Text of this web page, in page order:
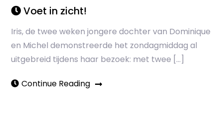
Voet in zicht!
Iris, de twee weken jongere dochter van Dominique
en Michel demonstreerde het zondagmiddag al
uitgebreid tijdens haar bezoek: met twee […]
Continue Reading